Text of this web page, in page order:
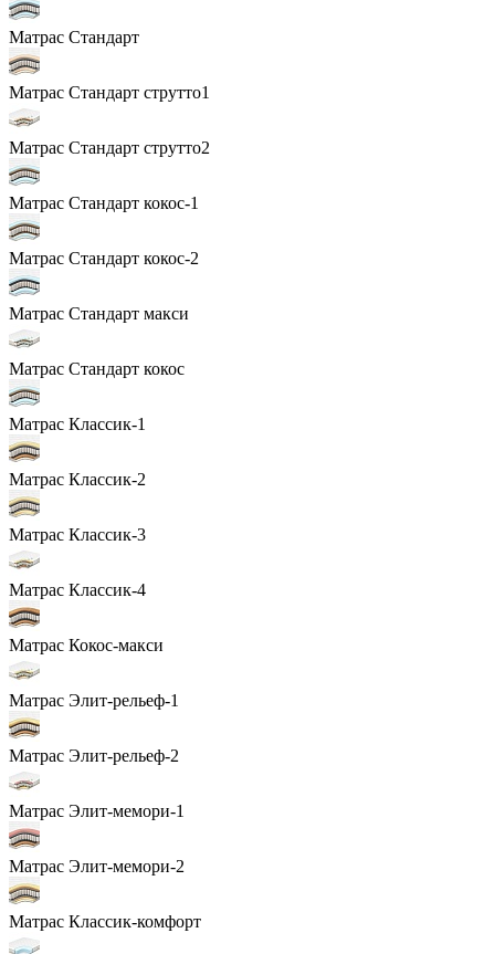
Матрас Стандарт
Матрас Стандарт струтто1
Матрас Стандарт струтто2
Матрас Стандарт кокос-1
Матрас Стандарт кокос-2
Матрас Стандарт макси
Матрас Стандарт кокос
Матрас Классик-1
Матрас Классик-2
Матрас Классик-3
Матрас Классик-4
Матрас Кокос-макси
Матрас Элит-рельеф-1
Матрас Элит-рельеф-2
Матрас Элит-мемори-1
Матрас Элит-мемори-2
Матрас Классик-комфорт